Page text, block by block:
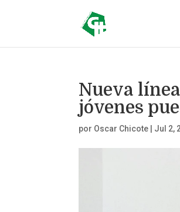
Nueva
jóvenes
por Oscar Chicote Jul 2,